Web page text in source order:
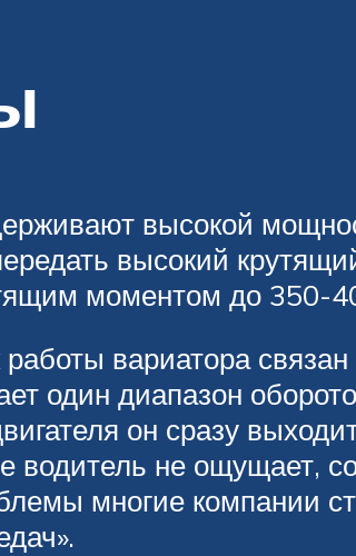
высокой
высокий
моментом до 350-
работы вариатора
один диапазон
он сразу
водитель не ощущает,
многие компании